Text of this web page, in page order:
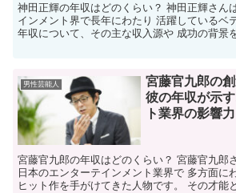
神田正輝の年収はどのくらい？ 神田正輝さん
インメント界で長年にわたり 活躍しているベ
年収について、その主な収入源や 成功の背景
男性芸能人
宮藤官九郎の
彼の年収が示
ト業界の影響力
宮藤官九郎の年収はどのくらい？ 宮藤官九郎
日本のエンターテインメント業界で 多方面に
ヒット作を手がけてきた人物です。 その才能